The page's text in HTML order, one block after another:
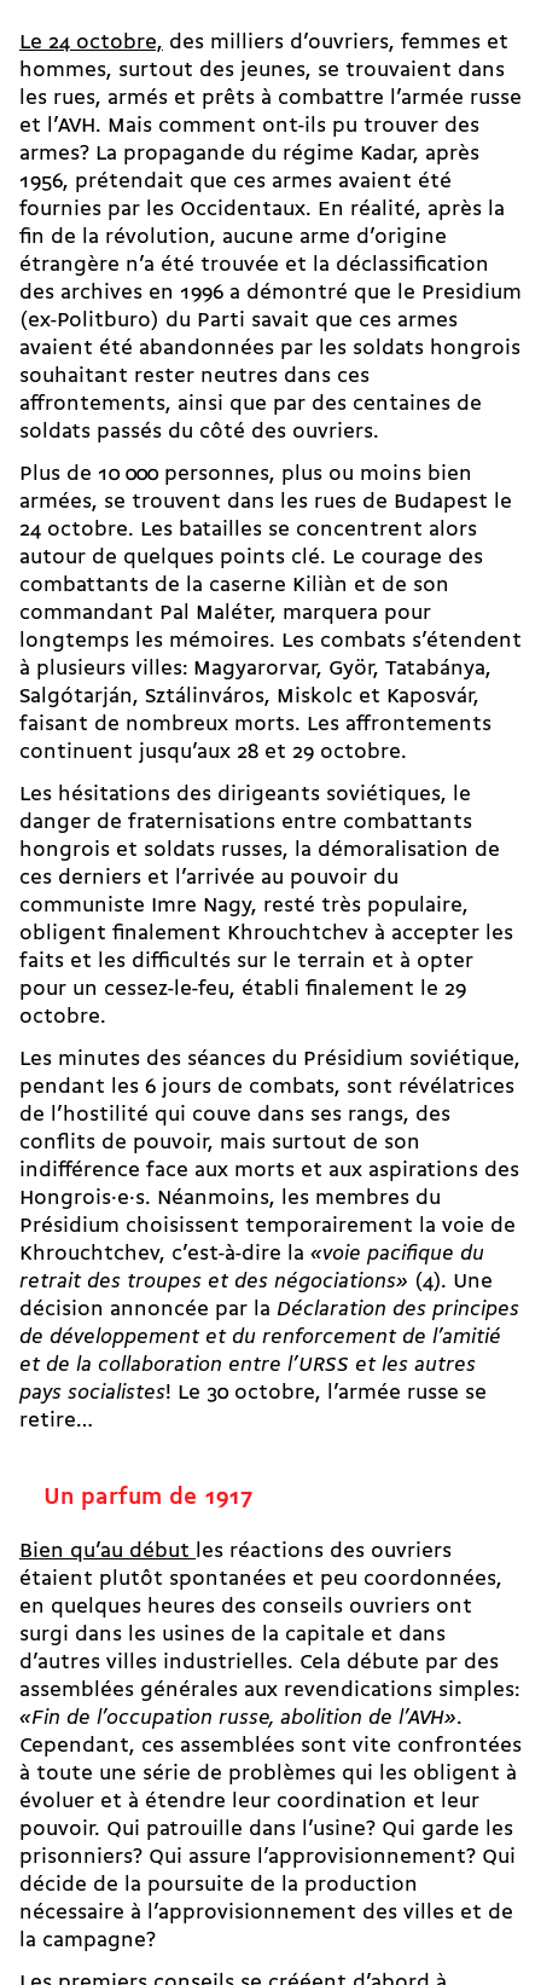
Le 24 octobre, des milliers d’ouvriers, femmes et
hommes, surtout des jeunes, se trouvaient dans
les rues, armés et prêts à combattre l’armée russe
et l’AVH. Mais comment ont-ils pu trouver des
armes? La propagande du régime Kadar, après
1956, prétendait que ces armes avaient été
fournies par les Occidentaux. En réalité, après la
fin de la révolution, aucune arme d’origine
étrangère n’a été trouvée et la déclassification
des archives en 1996 a démontré que le Presidium
(ex-Politburo) du Parti savait que ces armes
avaient été abandonnées par les soldats hongrois
souhaitant rester neutres dans ces
affrontements, ainsi que par des centaines de
soldats passés du côté des ouvriers.
Plus de 10 000 personnes, plus ou moins bien
armées, se trouvent dans les rues de Budapest le
24 octobre. Les batailles se concentrent alors
autour de quelques points clé. Le courage des
combattants de la caserne Kiliàn et de son
commandant Pal Maléter, marquera pour
longtemps les mémoires. Les combats s’étendent
à plusieurs villes: Magyarorvar, Györ, Tatabánya,
Salgótarján, Sztálinváros, Miskolc et Kaposvár,
faisant de nombreux morts. Les affrontements
continuent jusqu’aux 28 et 29 octobre.
Les hésitations des dirigeants soviétiques, le
danger de fraternisations entre combattants
hongrois et soldats russes, la démoralisation de
ces derniers et l’arrivée au pouvoir du
communiste Imre Nagy, resté très populaire,
obligent finalement Khrouchtchev à accepter les
faits et les difficultés sur le terrain et à opter
pour un cessez-le-feu, établi finalement le 29
octobre.
Les minutes des séances du Présidium soviétique,
pendant les 6 jours de combats, sont révélatrices
de l’hostilité qui couve dans ses rangs, des
conflits de pouvoir, mais surtout de son
indifférence face aux morts et aux aspirations des
Hongrois·e·s. Néanmoins, les membres du
Présidium choisissent temporairement la voie de
Khrouchtchev, c’est-à-dire la «voie pacifique du
retrait des troupes et des négociations» (4). Une
décision annoncée par la Déclaration des principes
de développement et du renforcement de l’amitié
et de la collaboration entre l’URSS et les autres
pays socialistes! Le 30 octobre, l’armée russe se
retire…
Un parfum de 1917
Bien qu’au début
les réactions des ouvriers
étaient plutôt spontanées et peu coordonnées,
en quelques heures des conseils ouvriers ont
surgi dans les usines de la capitale et dans
d’autres villes industrielles. Cela débute par des
assemblées générales aux revendications simples:
«Fin de l’occupation russe, abolition de l’AVH».
Cependant, ces assemblées sont vite confrontées
à toute une série de problèmes qui les obligent à
évoluer et à étendre leur coordination et leur
pouvoir. Qui patrouille dans l’usine? Qui garde les
prisonniers? Qui assure l’approvisionnement? Qui
décide de la poursuite de la production
nécessaire à l’approvisionnement des villes et de
la campagne?